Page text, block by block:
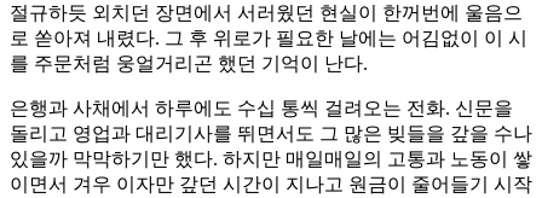
절규하듯 외치던 장면에서 서러웠던 현실이 한꺼번에 울음으
로 쏟아져 내렸다. 그 후 위로가 필요한 날에는 어김없이 이 시
를 주문처럼 웅얼거리곤 했던 기억이 난다.
은행과 사채에서 하루에도 수십 통씩 걸려오는 전화. 신문을
돌리고 영업과 대리기사를 뛰면서도 그 많은 빚들을 갚을 수나
있을까 막막하기만 했다. 하지만 매일매일의 고통과 노동이 쌓
이면서 겨우 이자만 갚던 시간이 지나고 원금이 줄어들기 시작